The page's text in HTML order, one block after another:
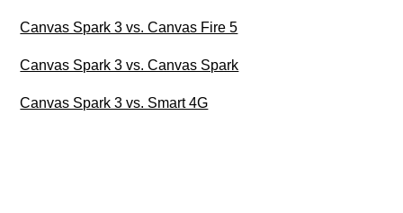
Canvas Spark 3 vs. Canvas Fire 5
Canvas Spark 3 vs. Canvas Spark
Canvas Spark 3 vs. Smart 4G